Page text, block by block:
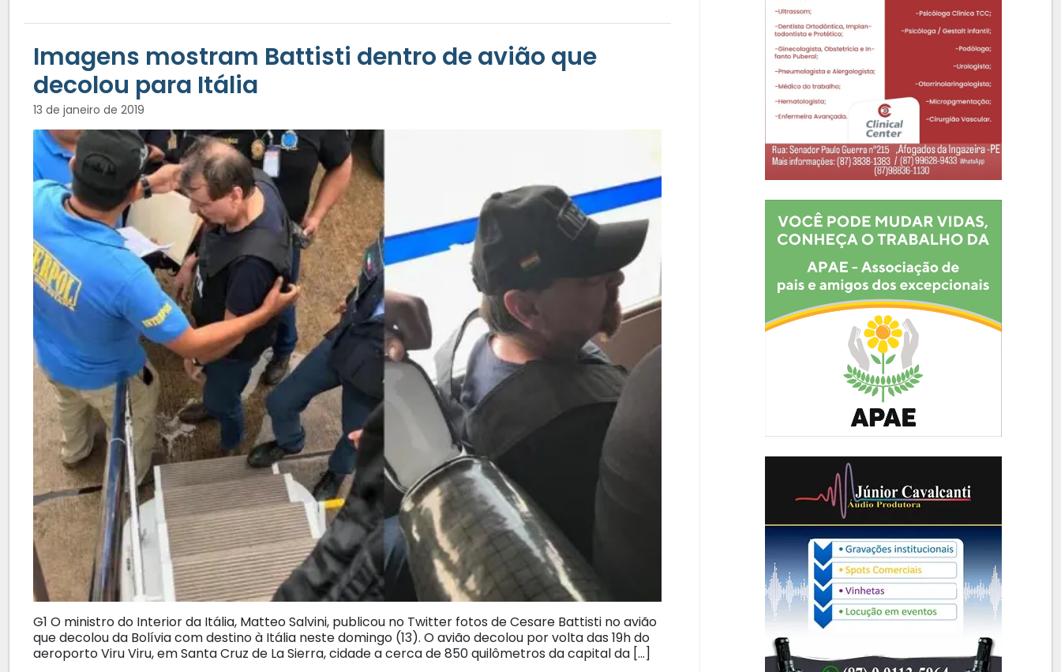
Imagens mostram Battisti dentro de avião que
decolou para Itália
13 de janeiro de 2019
G1 O ministro do Interior da Itália, Matteo Salvini, publicou no Twitter fotos de Cesare Battisti no avião
que decolou da Bolívia com destino à Itália neste domingo (13). O avião decolou por volta das 19h do
aeroporto Viru Viru, em Santa Cruz de La Sierra, cidade a cerca de 850 quilômetros da capital da […]